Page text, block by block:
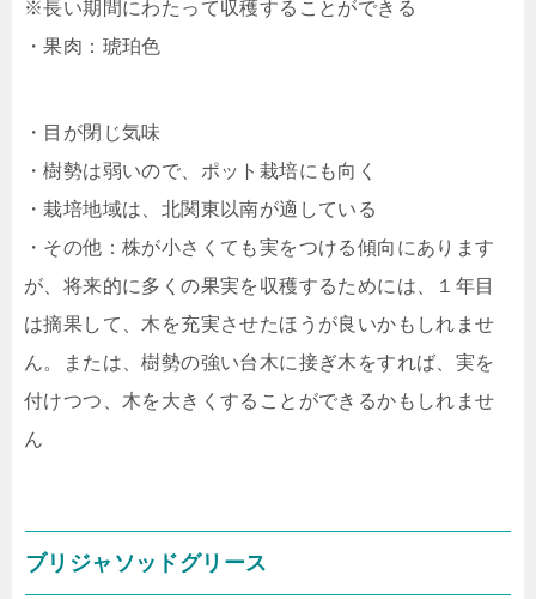
※長い期間にわたって収穫することができる
・果肉：琥珀色
・目が閉じ気味
・樹勢は弱いので、ポット栽培にも向く
・栽培地域は、北関東以南が適している
・その他：株が小さくても実をつける傾向にあります
が、将来的に多くの果実を収穫するためには、１年目
は摘果して、木を充実させたほうが良いかもしれませ
ん。または、樹勢の強い台木に接ぎ木をすれば、実を
付けつつ、木を大きくすることができるかもしれませ
ん
ブリジャソッドグリース